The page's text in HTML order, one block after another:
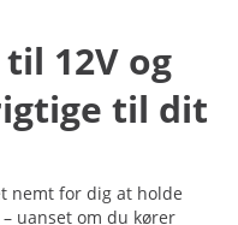
12V og
til dit
nemt for dig at holde
uanset om du kører